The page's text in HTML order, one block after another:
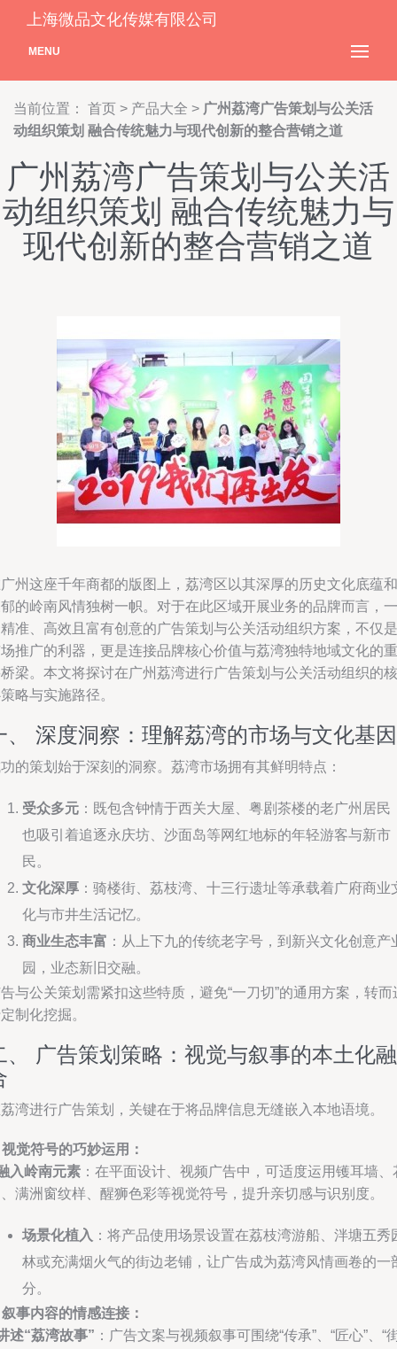
上海微品文化传媒有限公司
MENU
当前位置： 首页 > 产品大全 > 广州荔湾广告策划与公关活
动组织策划 融合传统魅力与现代创新的整合营销之道
广州荔湾广告策划与公关活
动组织策划 融合传统魅力与
现代创新的整合营销之道
州这座千年商都的版图上，荔湾区以其深厚的历史文化底蕴和
的岭南风情独树一帜。对于在此区域开展业务的品牌而言，一
准、高效且富有创意的广告策划与公关活动组织方案，不仅是
推广的利器，更是连接品牌核心价值与荔湾独特地域文化的重
梁。本文将探讨在广州荔湾进行广告策划与公关活动组织的核
略与实施路径。
、 深度洞察：理解荔湾的市场与文化基因
的策划始于深刻的洞察。荔湾市场拥有其鲜明特点：
受众多元 ：既包含钟情于西关大屋、粤剧茶楼的老广州居民
也吸引着追逐永庆坊、沙面岛等网红地标的年轻游客与新市
民。
文化深厚 ：骑楼街、荔枝湾、十三行遗址等承载着广府商业
化与市井生活记忆。
商业生态丰富 ：从上下九的传统老字号，到新兴文化创意产
园，业态新旧交融。
与公关策划需紧扣这些特质，避免“一刀切”的通用方案，转而
制化挖掘。
、 广告策划策略：视觉与叙事的本土化融
湾进行广告策划，关键在于将品牌信息无缝嵌入本地语境。
觉符号的巧妙运用：
入岭南元素 ：在平面设计、视频广告中，可适度运用镬耳墙、
满洲窗纹样、醒狮色彩等视觉符号，提升亲切感与识别度。
场景化植入 ：将产品使用场景设置在荔枝湾游船、泮塘五秀
林或充满烟火气的街边老铺，让广告成为荔湾风情画卷的一
分。
事内容的情感连接：
述“荔湾故事” ：广告文案与视频叙事可围绕“传承”、“匠心”、“